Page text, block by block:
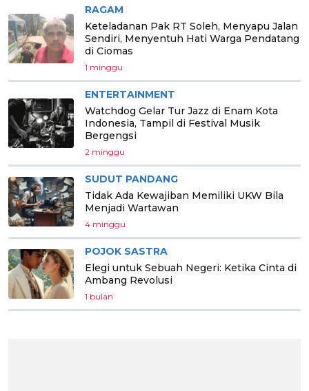
RAGAM
Keteladanan Pak RT Soleh, Menyapu Jalan
Sendiri, Menyentuh Hati Warga Pendatang
di Ciomas
1 minggu
ENTERTAINMENT
Watchdog Gelar Tur Jazz di Enam Kota
Indonesia, Tampil di Festival Musik
Bergengsi
2 minggu
SUDUT PANDANG
Tidak Ada Kewajiban Memiliki UKW Bila
Menjadi Wartawan
4 minggu
POJOK SASTRA
Elegi untuk Sebuah Negeri: Ketika Cinta di
Ambang Revolusi
1 bulan